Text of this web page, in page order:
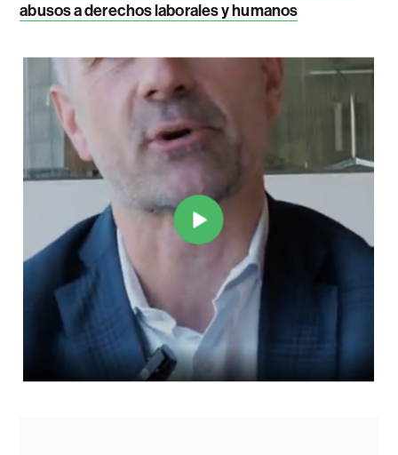
abusos a derechos laborales y humanos